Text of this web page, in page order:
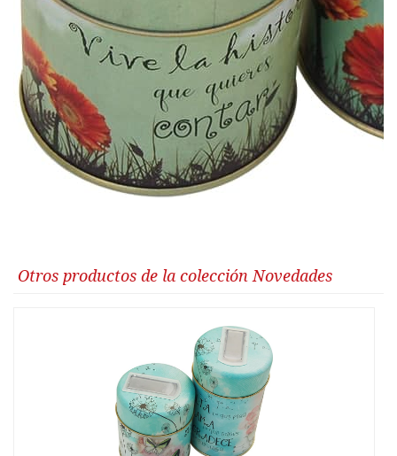
Otros productos de la colección Novedades